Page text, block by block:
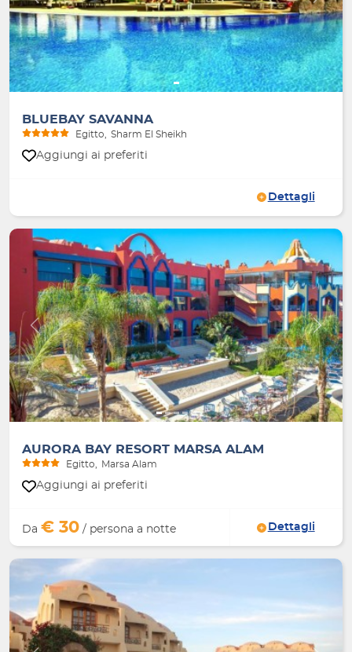
BLUEBAY SAVANNA
Egitto Sharm El Sheikh
Aggiungi ai preferiti
Dettagli
Indietro Avanti
AURORA BAY RESORT MARSA ALAM
Egitto Marsa Alam
Aggiungi ai preferiti
Da € 30 / persona a notte Dettagli